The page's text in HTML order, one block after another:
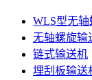
WLS型无
无轴螺旋输
链式输送机
埋刮板输送